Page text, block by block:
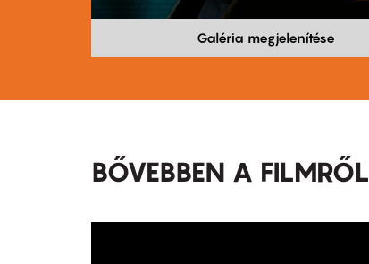
Galéria megjelenítése
BŐVEBBEN A FILMRŐL